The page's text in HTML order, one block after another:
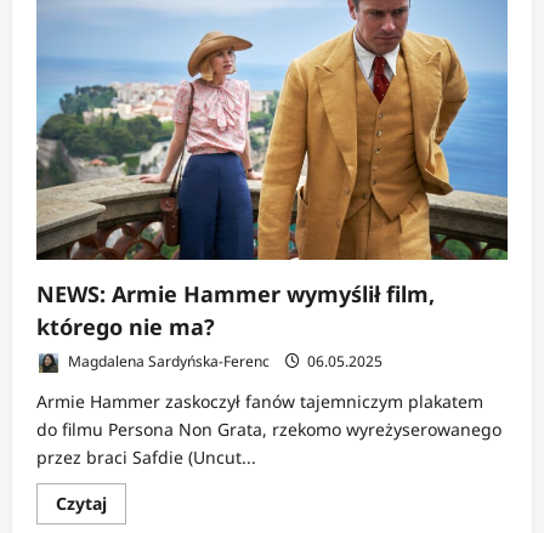
NEWS: Armie Hammer wymyślił film,
którego nie ma?
Magdalena Sardyńska-Ferenc 06.05.2025
Armie Hammer zaskoczył fanów tajemniczym plakatem
do filmu Persona Non Grata, rzekomo wyreżyserowanego
przez braci Safdie (Uncut...
CzytajDowiedz
się